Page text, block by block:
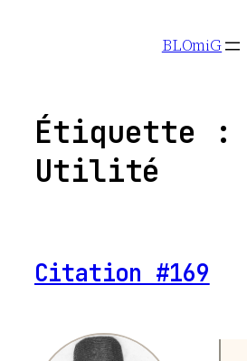
BLOmiG
Étiquette :
Utilité
Citation #169